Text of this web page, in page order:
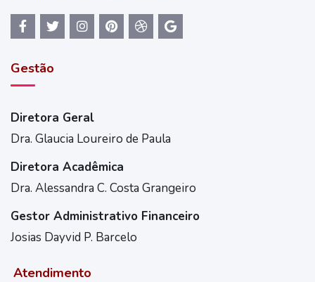
Gestão
Diretora Geral
Dra. Glaucia Loureiro de Paula
Diretora Acadêmica
Dra. Alessandra C. Costa Grangeiro
Gestor Administrativo Financeiro
Josias Dayvid P. Barcelo
Atendimento